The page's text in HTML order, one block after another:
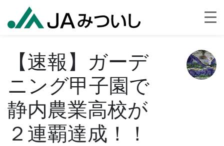
【速報】ガーデ
ニング甲子園で
静内農業高校が
２連覇達成！！